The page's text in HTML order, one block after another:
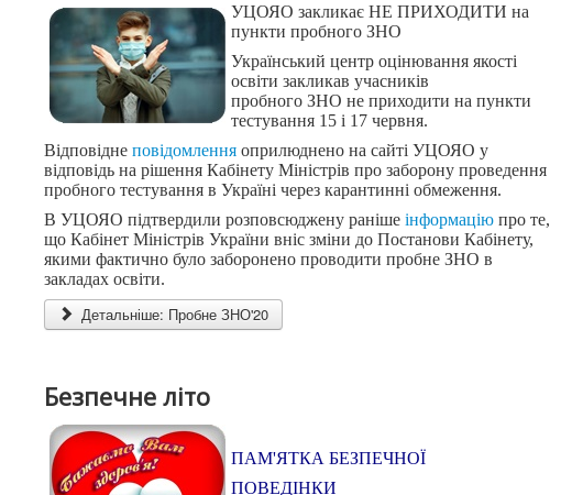
УЦОЯО закликає НЕ ПРИХОДИТИ на
пункти пробного ЗНО
Український центр оцінювання якості
освіти закликав учасників
пробного ЗНО не приходити на пункти
тестування 15 і 17 червня.
Відповідне повідомлення оприлюднено на сайті УЦОЯО у
відповідь на рішення Кабінету Міністрів про заборону проведення
пробного тестування в Україні через карантинні обмеження.
В УЦОЯО підтвердили розповсюджену раніше інформацію про те,
що Кабінет Міністрів України вніс зміни до Постанови Кабінету,
якими фактично було заборонено проводити пробне ЗНО в
закладах освіти.
Детальніше: Пробне ЗНО'20
Безпечне літо
ПАМ'ЯТКА БЕЗПЕЧНОЇ
ПОВЕДІНКИ